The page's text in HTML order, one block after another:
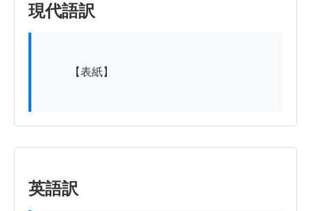
現代語訳
英語訳